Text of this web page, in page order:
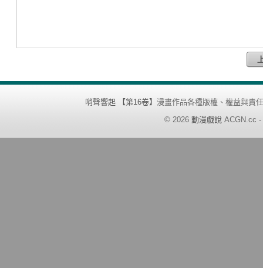
哨聲響起 【第16卷】 漫畫作品各種版權、權益與責
© 2026 動漫戲說 ACGN.cc